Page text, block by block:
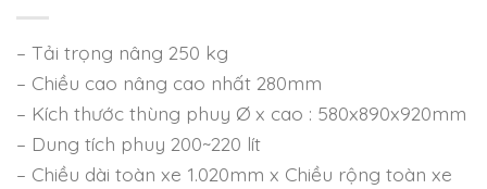
– Tải trọng nâng 250 kg
– Chiều cao nâng cao nhất 280mm
– Kích thước thùng phuy Ø x cao : 580x890x920mm
– Dung tích phuy 200~220 lít
– Chiều dài toàn xe 1.020mm x Chiều rộng toàn xe